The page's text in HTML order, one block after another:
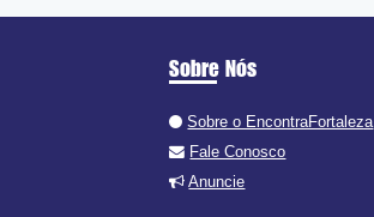
Sobre Nós
Sobre o EncontraFortaleza
Fale Conosco
Anuncie